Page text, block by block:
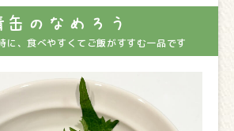
缶のなめろう
に、食べやすくてご飯がすすむ一品です